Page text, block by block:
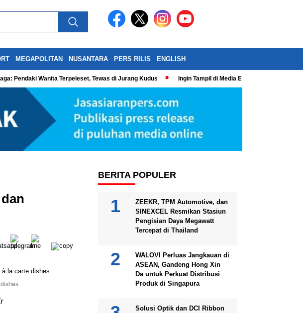
MEGAPOLITAN NUSANTARA PERS RILIS ENGLISH
Pendaki Wanita Terpeleset, Tewas di Jurang Kudus Ingin Tampil di Media Ekonomi dan Bisnis
BERITA POPULER
ZEEKR, TPM Automotive, dan
SINEXCEL Resmikan Stasiun
Pengisian Daya Megawatt
Tercepat di Thailand
WALOVI Perluas Jangkauan di
ASEAN, Gandeng Hong Xin
Da untuk Perkuat Distribusi
Produk di Singapura
Solusi Optik dan DCI Ribbon